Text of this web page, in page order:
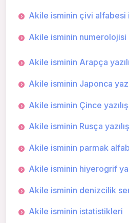
Akile isminin çivi alfabesi
Akile isminin numerolojisi
Akile isminin Arapça
Akile isminin Japonca
Akile isminin Çince
Akile isminin Rusça
Akile isminin parmak
Akile isminin hiyerogrif
Akile isminin denizcilik
Akile isminin istatistikleri